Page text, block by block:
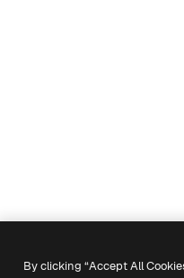
By clicking “Accept All